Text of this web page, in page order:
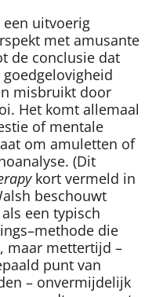
uitvoerig
met amusante
de conclusie dat
misbruikt door
Het komt allemaal
of mentale
om amuletten of
(Dit
kort vermeld in
beschouwt
een typisch
die
maar mettertijd –
punt van
– onvermijdelijk